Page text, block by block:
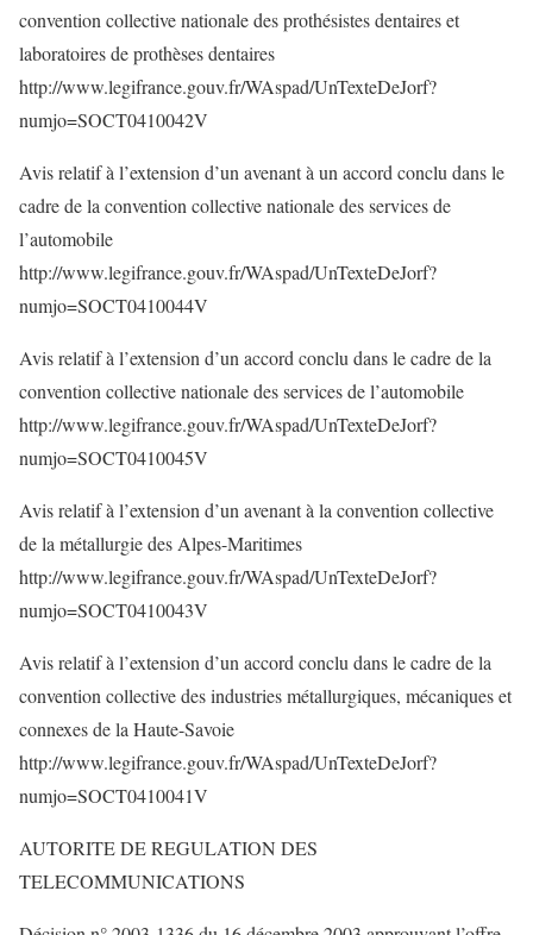
convention collective nationale des prothésistes dentaires et
laboratoires de prothèses dentaires
http://www.legifrance.gouv.fr/WAspad/UnTexteDeJorf?
numjo=SOCT0410042V
Avis relatif à l’extension d’un avenant à un accord conclu dans le
cadre de la convention collective nationale des services de
l’automobile
http://www.legifrance.gouv.fr/WAspad/UnTexteDeJorf?
numjo=SOCT0410044V
Avis relatif à l’extension d’un accord conclu dans le cadre de la
convention collective nationale des services de l’automobile
http://www.legifrance.gouv.fr/WAspad/UnTexteDeJorf?
numjo=SOCT0410045V
Avis relatif à l’extension d’un avenant à la convention collective
de la métallurgie des Alpes-Maritimes
http://www.legifrance.gouv.fr/WAspad/UnTexteDeJorf?
numjo=SOCT0410043V
Avis relatif à l’extension d’un accord conclu dans le cadre de la
convention collective des industries métallurgiques, mécaniques et
connexes de la Haute-Savoie
http://www.legifrance.gouv.fr/WAspad/UnTexteDeJorf?
numjo=SOCT0410041V
AUTORITE DE REGULATION DES
TELECOMMUNICATIONS